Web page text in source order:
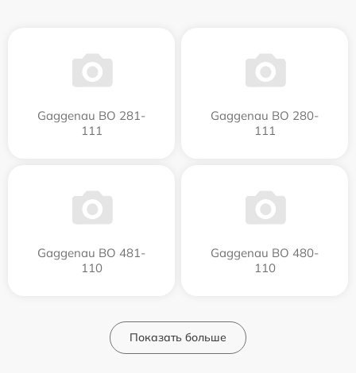
Gaggenau BO 281-
111
Gaggenau BO 280-
111
Gaggenau BO 481-
110
Gaggenau BO 480-
110
Показать больше